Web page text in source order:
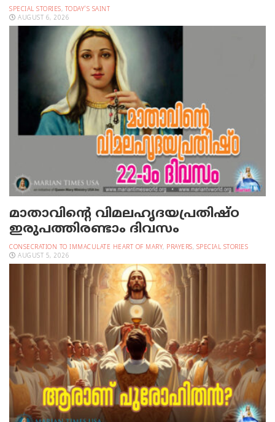
SPECIAL STORIES, TODAY'S SAINT
AUGUST 6, 2026
മാതാവിന്റെ വിമലഹൃദയപ്രതിഷ്ഠ
ഇരുപത്തിരണ്ടാം ദിവസം
CONSECRATION TO IMMACULATE HEART OF MARY, PRAYERS, SPECIAL STORIES
AUGUST 5, 2026